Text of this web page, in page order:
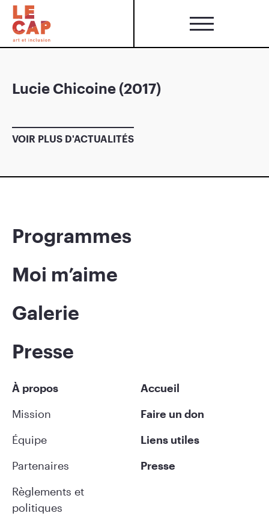
Lucie Chicoine (2017)
VOIR PLUS D'ACTUALITÉS
Programmes
Moi m’aime
Galerie
Presse
À propos
Mission
Équipe
Partenaires
Règlements et
politiques
Accueil
Faire un don
Liens utiles
Presse